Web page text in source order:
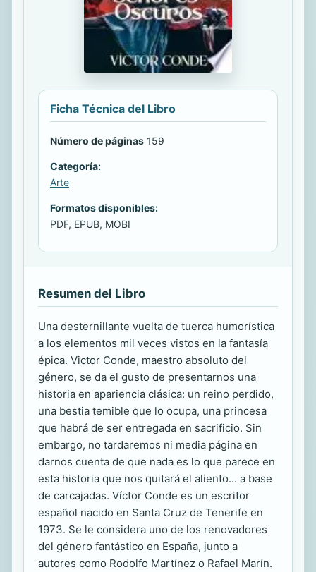
Ficha Técnica del Libro
Número de páginas 159
Categoría:
Arte
Formatos disponibles:
PDF, EPUB, MOBI
Resumen del Libro
Una desternillante vuelta de tuerca humorística
a los elementos mil veces vistos en la fantasía
épica. Victor Conde, maestro absoluto del
género, se da el gusto de presentarnos una
historia en apariencia clásica: un reino perdido,
una bestia temible que lo ocupa, una princesa
que habrá de ser entregada en sacrificio. Sin
embargo, no tardaremos ni media página en
darnos cuenta de que nada es lo que parece en
esta historia que nos quitará el aliento... a base
de carcajadas. Víctor Conde es un escritor
español nacido en Santa Cruz de Tenerife en
1973. Se le considera uno de los renovadores
del género fantástico en España, junto a
autores como Rodolfo Martínez o Rafael Marín.